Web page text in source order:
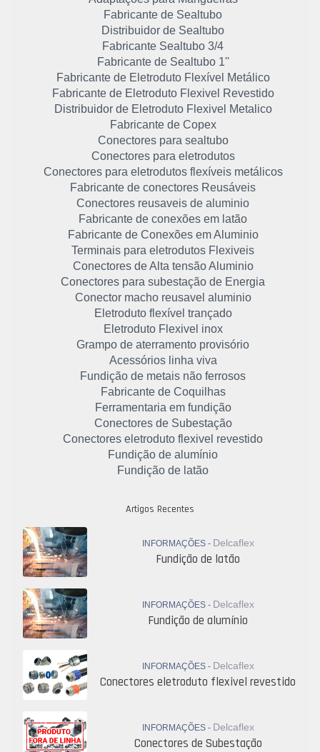
Fabricante de Sealtubo
Distribuidor de Sealtubo
Fabricante Sealtubo 3/4
Fabricante de Sealtubo 1''
Fabricante de Eletroduto Flexível Metálico
Fabricante de Eletroduto Flexivel Revestido
Distribuidor de Eletroduto Flexivel Metalico
Fabricante de Copex
Conectores para sealtubo
Conectores para eletrodutos
Conectores para eletrodutos flexíveis metálicos
Fabricante de conectores Reusáveis
Conectores reusaveis de aluminio
Fabricante de conexões em latão
Fabricante de Conexões em Aluminio
Terminais para eletrodutos Flexiveis
Conectores de Alta tensão Aluminio
Conectores para subestação de Energia
Conector macho reusavel aluminio
Eletroduto flexível trançado
Eletroduto Flexivel inox
Grampo de aterramento provisório
Acessórios linha viva
Fundição de metais não ferrosos
Fabricante de Coquilhas
Ferramentaria em fundição
Conectores de Subestação
Conectores eletroduto flexivel revestido
Fundição de alumínio
Fundição de latão
Artigos Recentes
INFORMAÇÕES - Delcaflex
Fundição de latão
INFORMAÇÕES - Delcaflex
Fundição de alumínio
INFORMAÇÕES - Delcaflex
Conectores eletroduto flexivel revestido
INFORMAÇÕES - Delcaflex
Conectores de Subestação